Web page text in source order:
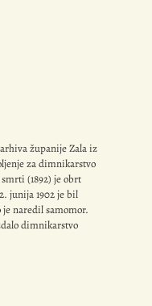
županije Zala iz
za dimnikarstvo
(1892) je obrt
junija 1902 je bil
naredil samomor.
dimnikarstvo